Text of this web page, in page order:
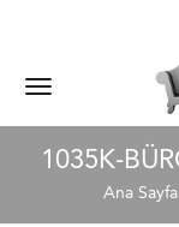
1035K-
Ana Sayfa